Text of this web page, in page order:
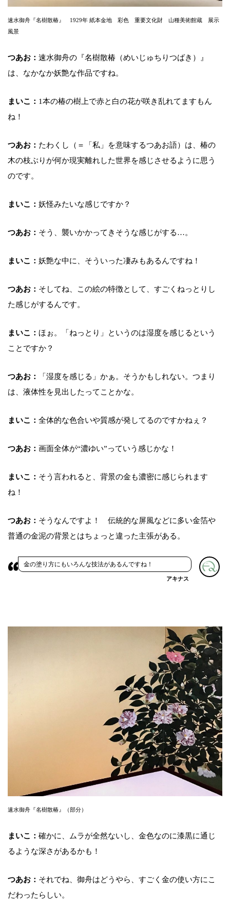
速水御舟『名樹散椿』 1929年 紙本金地 彩色 重要文化財 山種美術館蔵 展示
風景
つあお： 速水御舟の『名樹散椿（めいじゅちりつばき）』
は、なかなか妖艶な作品ですね。
まいこ： 1本の椿の樹上で赤と白の花が咲き乱れてますもん
ね！
つあお： たわくし（＝「私」を意味するつあお語）は、椿の
木の枝ぶりが何か現実離れした世界を感じさせるように思う
のです。
まいこ： 妖怪みたいな感じですか？
つあお： そう、襲いかかってきそうな感じがする…。
まいこ： 妖艶な中に、そういった凄みもあるんですね！
つあお： そしてね、この絵の特徴として、すごくねっとりし
た感じがするんです。
まいこ： ほぉ。「ねっとり」というのは湿度を感じるという
ことですか？
つあお：
「湿度を感じる」かぁ。そうかもしれない。つまり
は、液体性を見出したってことかな。
まいこ： 全体的な色合いや質感が発してるのですかねぇ？
つあお： 画面全体が“濃ゆい”っていう感じかな！
まいこ： そう言われると、背景の金も濃密に感じられます
ね！
つあお： そうなんですよ！ 伝統的な屏風などに多い金箔や
普通の金泥の背景とはちょっと違った主張がある。
金の塗り方にもいろんな技法があるんですね！
アキナス
速水御舟『名樹散椿』（部分）
まいこ： 確かに、ムラが全然ないし、金色なのに漆黒に通じ
るような深さがあるかも！
つあお： それでね、御舟はどうやら、すごく金の使い方にこ
だわったらしい。